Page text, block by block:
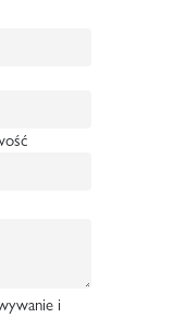
i